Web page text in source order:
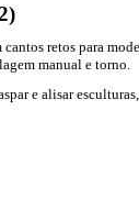
retos para
manual e torno.
e alisar